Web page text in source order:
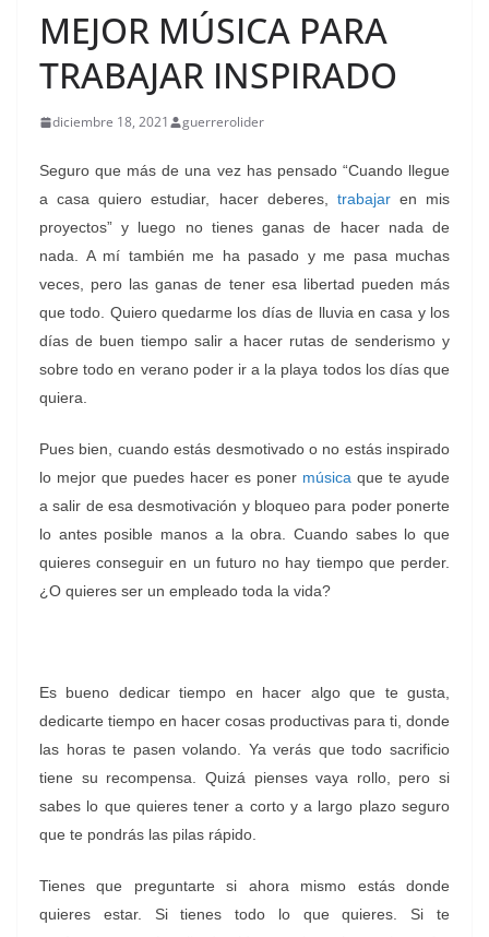
MEJOR MÚSICA PARA
TRABAJAR INSPIRADO
diciembre 18, 2021 guerrerolider
Seguro que más de una vez has pensado “Cuando llegue
a casa quiero estudiar, hacer deberes, trabajaren mis
proyectos” y luego no tienes ganas de hacer nada de
nada. A mí también me ha pasado y me pasa muchas
veces, pero las ganas de tener esa libertad pueden más
que todo. Quiero quedarme los días de lluvia en casa y los
días de buen tiempo salir a hacer rutas de senderismo y
sobre todo en verano poder ir a la playa todos los días que
quiera.
Pues bien, cuando estás desmotivado o no estás inspirado
lo mejor que puedes hacer es poner música que te ayude
a salir de esa desmotivación y bloqueo para poder ponerte
lo antes posible manos a la obra. Cuando sabes lo que
quieres conseguir en un futuro no hay tiempo que perder.
¿O quieres ser un empleado toda la vida?
Es bueno dedicar tiempo en hacer algo que te gusta,
dedicarte tiempo en hacer cosas productivas para ti, donde
las horas te pasen volando. Ya verás que todo sacrificio
tiene su recompensa. Quizá pienses vaya rollo, pero si
sabes lo que quieres tener a corto y a largo plazo seguro
que te pondrás las pilas rápido.
Tienes que preguntarte si ahora mismo estás donde
quieres estar. Si tienes todo lo que quieres. Si te